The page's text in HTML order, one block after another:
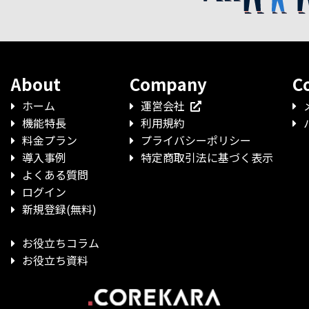
About
ホーム
機能特長
料金プラン
導入事例
よくある質問
ログイン
新規登録(無料)
お役立ちコラム
お役立ち資料
Company
運営会社
利用規約
プライバシーポリシー
特定商取引法に基づく表示